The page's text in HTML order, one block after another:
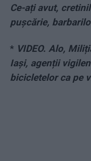
Ce-ați avut,
pușcărie,
* VIDEO. Alo,
Iași, agenții
bicicletelor ca pe